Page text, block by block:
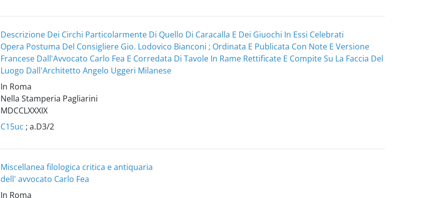
Descrizione Dei Circhi Particolarmente Di Quello Di Caracalla E Dei Giuochi In Essi Celebrati
Opera Postuma Del Consigliere Gio. Lodovico Bianconi ; Ordinata E Publicata Con Note E Versione
Francese Dall'Avvocato Carlo Fea E Corredata Di Tavole In Rame Rettificate E Compite Su La Faccia Del
Luogo Dall'Architetto Angelo Uggeri Milanese
In Roma
Nella Stamperia Pagliarini
MDCCLXXXIX
C15uc ; a.D3/2
Miscellanea filologica critica e antiquaria
dell' avvocato Carlo Fea
In Roma